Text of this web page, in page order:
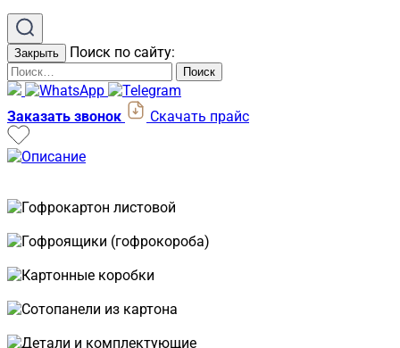
Закрыть
Поиск по сайту:
Искать:
Поиск
Заказать звонок Скачать прайс